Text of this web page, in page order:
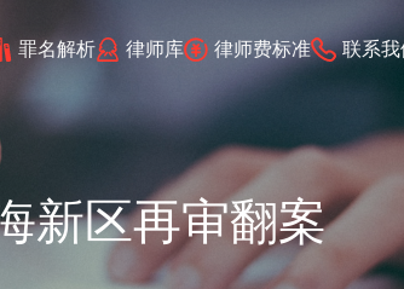
罪名解析 律师库 律师费标准 联系
新区再审翻案